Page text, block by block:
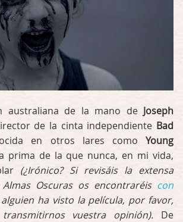
australiana de la mano de Joseph
de la cinta independiente Bad
en otros lares como Young
prima de la que nunca, en mi vida,
(¿Irónico? Si revisáis la extensa
Oscuras os encontraréis con
ha visto la película, por favor,
vuestra opinión). De